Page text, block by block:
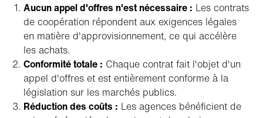
Aucun appel d'offres n'est nécessaire : Les contrats
de coopération répondent aux exigences légales
en matière d'approvisionnement, ce qui accélère
les achats.
Conformité totale : Chaque contrat fait l'objet d'un
appel d'offres et est entièrement conforme à la
législation sur les marchés publics.
Réduction des coûts : Les agences bénéficient de